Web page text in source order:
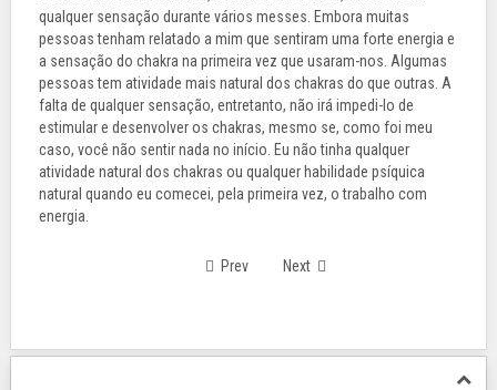
qualquer sensação durante vários messes. Embora muitas
pessoas tenham relatado a mim que sentiram uma forte energia e
a sensação do chakra na primeira vez que usaram-nos. Algumas
pessoas tem atividade mais natural dos chakras do que outras. A
falta de qualquer sensação, entretanto, não irá impedi-lo de
estimular e desenvolver os chakras, mesmo se, como foi meu
caso, você não sentir nada no início. Eu não tinha qualquer
atividade natural dos chakras ou qualquer habilidade psíquica
natural quando eu comecei, pela primeira vez, o trabalho com
energia.
Prev Next